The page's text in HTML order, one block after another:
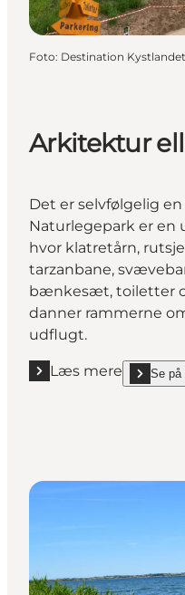
Foto: Destination Kystlandet
Arkitektur
Det er selvfølgelig
Naturlegepark er en
hvor klatretårn,
tarzanbane,
bænkesæt, toiletter
danner rammerne
udflugt.
Læs mere
Læs mere "Arkitektur
Se på
show